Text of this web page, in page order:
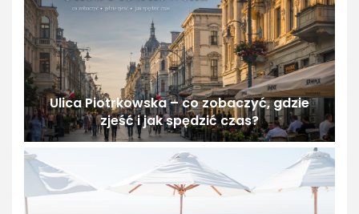
Ulica Piotrkowska – co zobaczyć, gdzie
zjeść i jak spędzić czas?